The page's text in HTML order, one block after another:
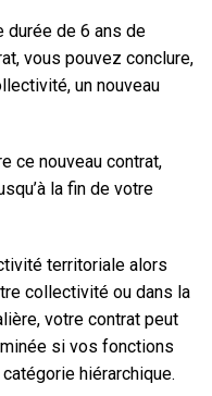
de 6 ans de
, vous pouvez conclure,
un nouveau
ce nouveau contrat,
la fin de votre
territoriale alors
collectivité ou dans la
votre contrat peut
si vos fonctions
hiérarchique.